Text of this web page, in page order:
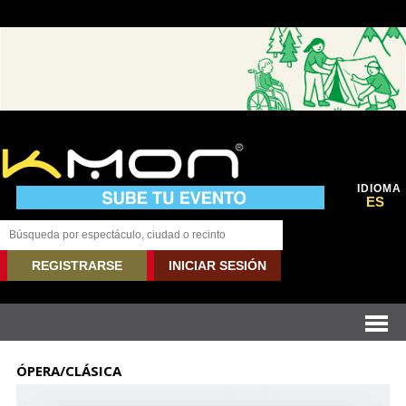
IDIOMA
ES
REGISTRARSE INICIAR SESIÓN
ÓPERA/CLÁSICA